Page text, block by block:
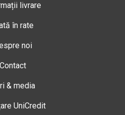
livrare
în rate
noi
Contact
& media
UniCredit